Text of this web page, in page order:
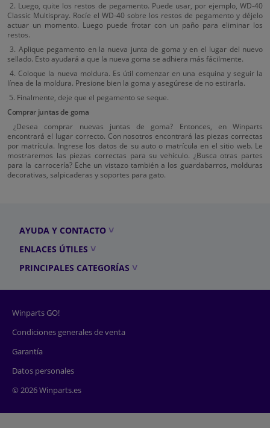
2. Luego, quite los restos de pegamento. Puede usar, por ejemplo, WD-40
Classic Multispray. Rocíe el WD-40 sobre los restos de pegamento y déjelo
actuar un momento. Luego puede frotar con un paño para eliminar los
restos.
3. Aplique pegamento en la nueva junta de goma y en el lugar del nuevo
sellado. Esto ayudará a que la nueva goma se adhiera más fácilmente.
4. Coloque la nueva moldura. Es útil comenzar en una esquina y seguir la
línea de la moldura. Presione bien la goma y asegúrese de no estirarla.
5. Finalmente, deje que el pegamento se seque.
Comprar juntas de goma
¿Desea comprar nuevas juntas de goma? Entonces, en Winparts
encontrará el lugar correcto. Con nosotros encontrará las piezas correctas
por matrícula. Ingrese los datos de su auto o matrícula en el sitio web. Le
mostraremos las piezas correctas para su vehículo. ¿Busca otras partes
para la carrocería? Eche un vistazo también a los guardabarros, molduras
decorativas, salpicaderas y soportes para gato.
AYUDA Y CONTACTO
ENLACES ÚTILES
PRINCIPALES CATEGORÍAS
Winparts GO!
Condiciones generales de venta
Garantía
Datos personales
© 2026 Winparts.es